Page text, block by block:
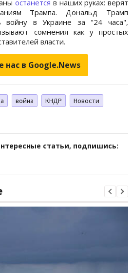
останется в наших руках: верят
Трампа. Дональд Трамп
войну в Украине за "24 часа",
сомнения как у простых
власти.
нас в Google.News
война КНДР
Новости
статьи, подпишись: